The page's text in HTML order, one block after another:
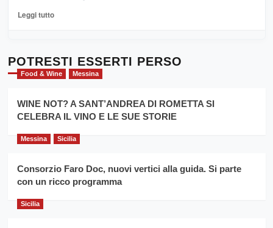
Sicilia
l’
evento
per
la
filiera
grano
Leggi tuttoLeggi
Cronoscalata
Giarre
Montesalice
per
il
anno
Franco
Caruso
POTRESTI ESSERTI PERSO
Food & Wine Messina
WINE NOT? A SANT’ANDREA DI ROMETTA SI
CELEBRA IL VINO E LE SUE STORIE
Messina Sicilia
Consorzio Faro Doc, nuovi vertici alla guida. Si parte
con un ricco programma
Sicilia